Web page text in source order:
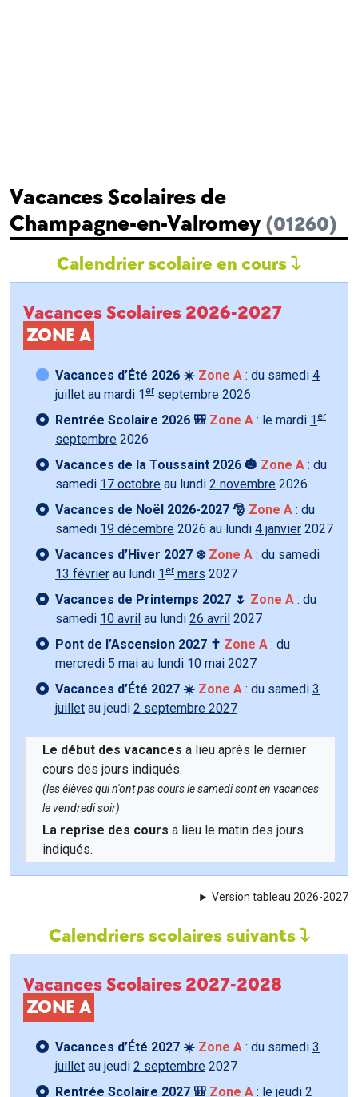
Vacances Scolaires de
Champagne-en-Valromey (01260)
Calendrier scolaire en cours
Vacances Scolaires 2026-2027
ZONE A
Vacances d’Été 2026 ☀️ Zone A : du samedi 4
juillet au mardi 1 er septembre 2026
Rentrée Scolaire 2026 🎒 Zone A : le mardi 1 er
septembre 2026
Vacances de la Toussaint 2026 🎃 Zone A : du
samedi 17 octobre au lundi 2 novembre 2026
Vacances de Noël 2026-2027 🎅 Zone A : du
samedi 19 décembre 2026 au lundi 4 janvier 2027
Vacances d’Hiver 2027 ❄️ Zone A : du samedi
13 février au lundi 1 er mars 2027
Vacances de Printemps 2027 🌷 Zone A : du
samedi 10 avril au lundi 26 avril 2027
Pont de l’Ascension 2027 ✝️ Zone A : du
mercredi 5 mai au lundi 10 mai 2027
Vacances d’Été 2027 ☀️ Zone A : du samedi 3
juillet au jeudi 2 septembre 2027
Le début des vacances a lieu après le dernier
cours des jours indiqués.
(les élèves qui n'ont pas cours le samedi sont en vacances
le vendredi soir)
La reprise des cours a lieu le matin des jours
indiqués.
Version tableau 2026-2027
Calendriers scolaires suivants
Vacances Scolaires 2027-2028
ZONE A
Vacances d’Été 2027 ☀️ Zone A : du samedi 3
juillet au jeudi 2 septembre 2027
Rentrée Scolaire 2027 🎒 Zone A : le jeudi 2